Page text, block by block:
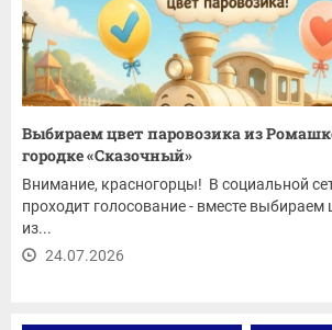
Выбираем цвет паровозика из
городке «Сказочный»
Внимание, красногорцы! В социальной
проходит голосование - вместе выбираем
из...
24.07.2026